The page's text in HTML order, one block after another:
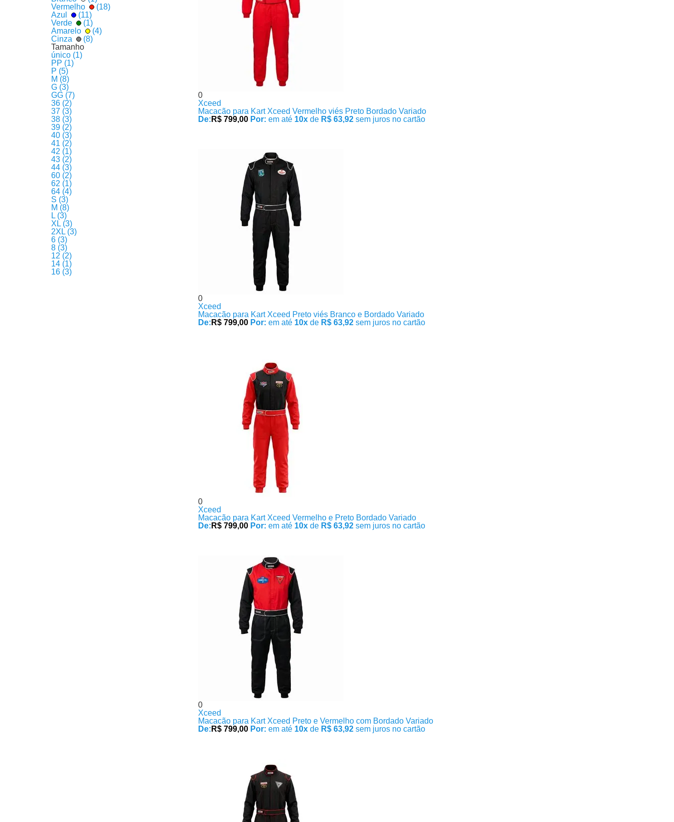
Vermelho
(18)
Azul
(11)
Verde
(1)
Amarelo
(4)
Cinza
(8)
Tamanho
único (1)
PP (1)
P (5)
M (8)
G (3)
GG (7)
36 (2)
37 (3)
38 (3)
39 (2)
40 (3)
41 (2)
42 (1)
43 (2)
44 (3)
60 (2)
62 (1)
64 (4)
S (3)
M (8)
L (3)
XL (3)
2XL (3)
6 (3)
8 (3)
12 (2)
14 (1)
16 (3)
0
Xceed
Macacão para Kart Xceed Vermelho viés Preto Bordado Variado
De: R$ 799,00 Por: em até 10xde R$ 63,92sem juros no cartão
0
Xceed
Macacão para Kart Xceed Preto viés Branco e Bordado Variado
De: R$ 799,00 Por: em até 10xde R$ 63,92sem juros no cartão
0
Xceed
Macacão para Kart Xceed Vermelho e Preto Bordado Variado
De: R$ 799,00 Por: em até 10xde R$ 63,92sem juros no cartão
0
Xceed
Macacão para Kart Xceed Preto e Vermelho com Bordado Variado
De: R$ 799,00 Por: em até 10xde R$ 63,92sem juros no cartão